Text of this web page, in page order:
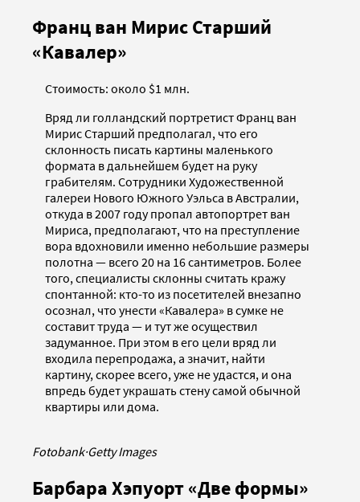
Франц ван Мирис Старший
«Кавалер»
Стоимость: около $1 млн.
Вряд ли голландский портретист Франц ван
Мирис Старший предполагал, что его
склонность писать картины маленького
формата в дальнейшем будет на руку
грабителям. Сотрудники Художественной
галереи Нового Южного Уэльса в Австралии,
откуда в 2007 году пропал автопортрет ван
Мириса, предполагают, что на преступление
вора вдохновили именно небольшие размеры
полотна — всего 20 на 16 сантиметров. Более
того, специалисты склонны считать кражу
спонтанной: кто-то из посетителей внезапно
осознал, что унести «Кавалера» в сумке не
составит труда — и тут же осуществил
задуманное. При этом в его цели вряд ли
входила перепродажа, а значит, найти
картину, скорее всего, уже не удастся, и она
впредь будет украшать стену самой обычной
квартиры или дома.
Fotobank·Getty Images
Барбара Хэпуорт «Две формы»